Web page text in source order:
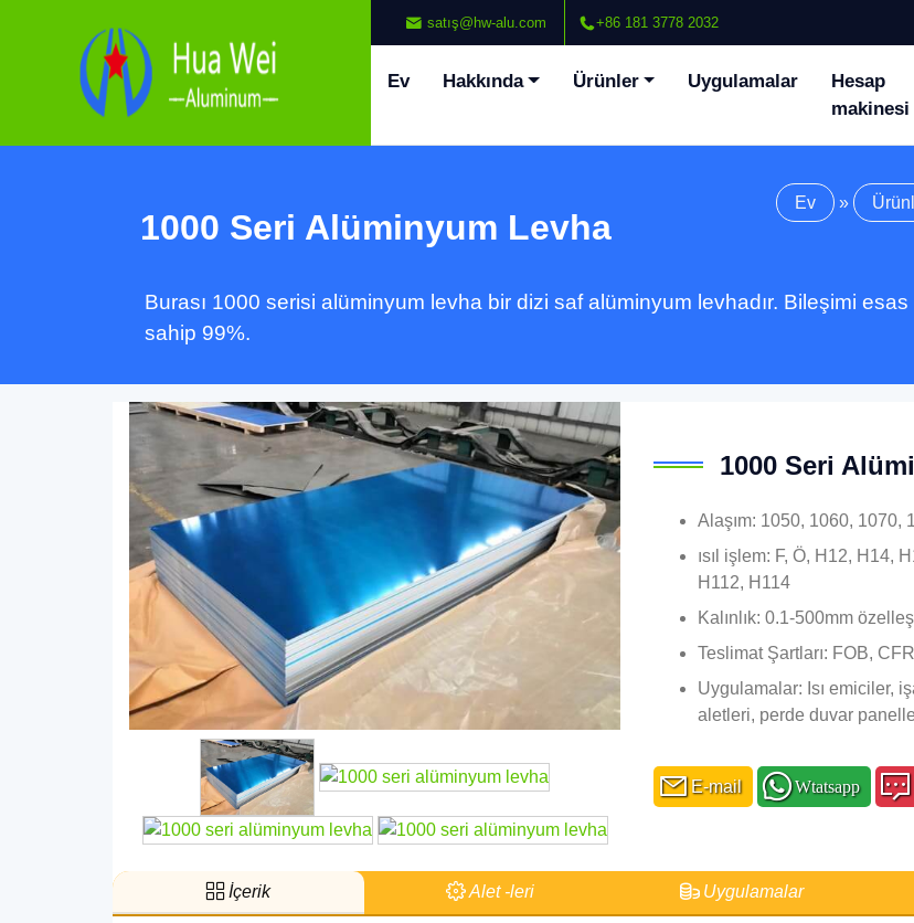
satış@hw-alu.com +86 181 3778 2032
Ev Hakkında Ürünler Uygulamalar
Hesap
makinesi
1000 Seri Alüminyum Levha
Ev »
Burası 1000 serisi alüminyum levha bir dizi saf alüminyum levhadır. Bileşimi
sahip 99%.
1000 Seri
Alaşım: 1050, 1060, 1070,
ısıl işlem: F, Ö, H12, H14,
H112, H114
Kalınlık: 0.1-500mm
Teslimat Şartları: FOB,
Uygulamalar: Isı emiciler,
aletleri, perde duvar
E-mail Wtatsapp
İçerik Alet -leri Uygulamalar